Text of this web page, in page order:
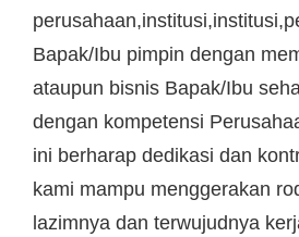
Bapak/Ibu pimpin dengan
ataupun bisnis Bapak/Ibu
dengan kompetensi
ini berharap dedikasi dan
kami mampu menggerakan
lazimnya dan terwujudnya